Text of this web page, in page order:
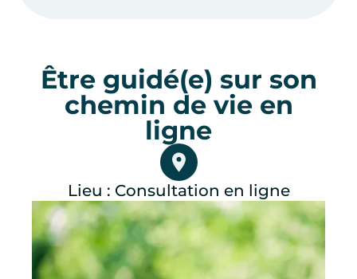
Être guidé(e) sur son
chemin de vie en
ligne
Lieu : Consultation en ligne